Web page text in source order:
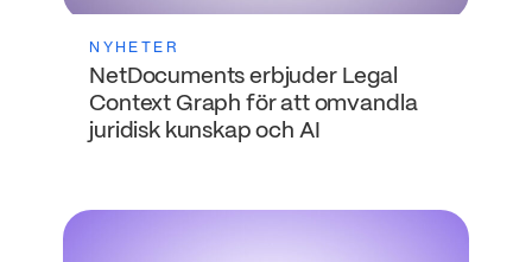
NYHETER
NetDocuments erbjuder Legal
Context Graph för att omvandla
juridisk kunskap och AI